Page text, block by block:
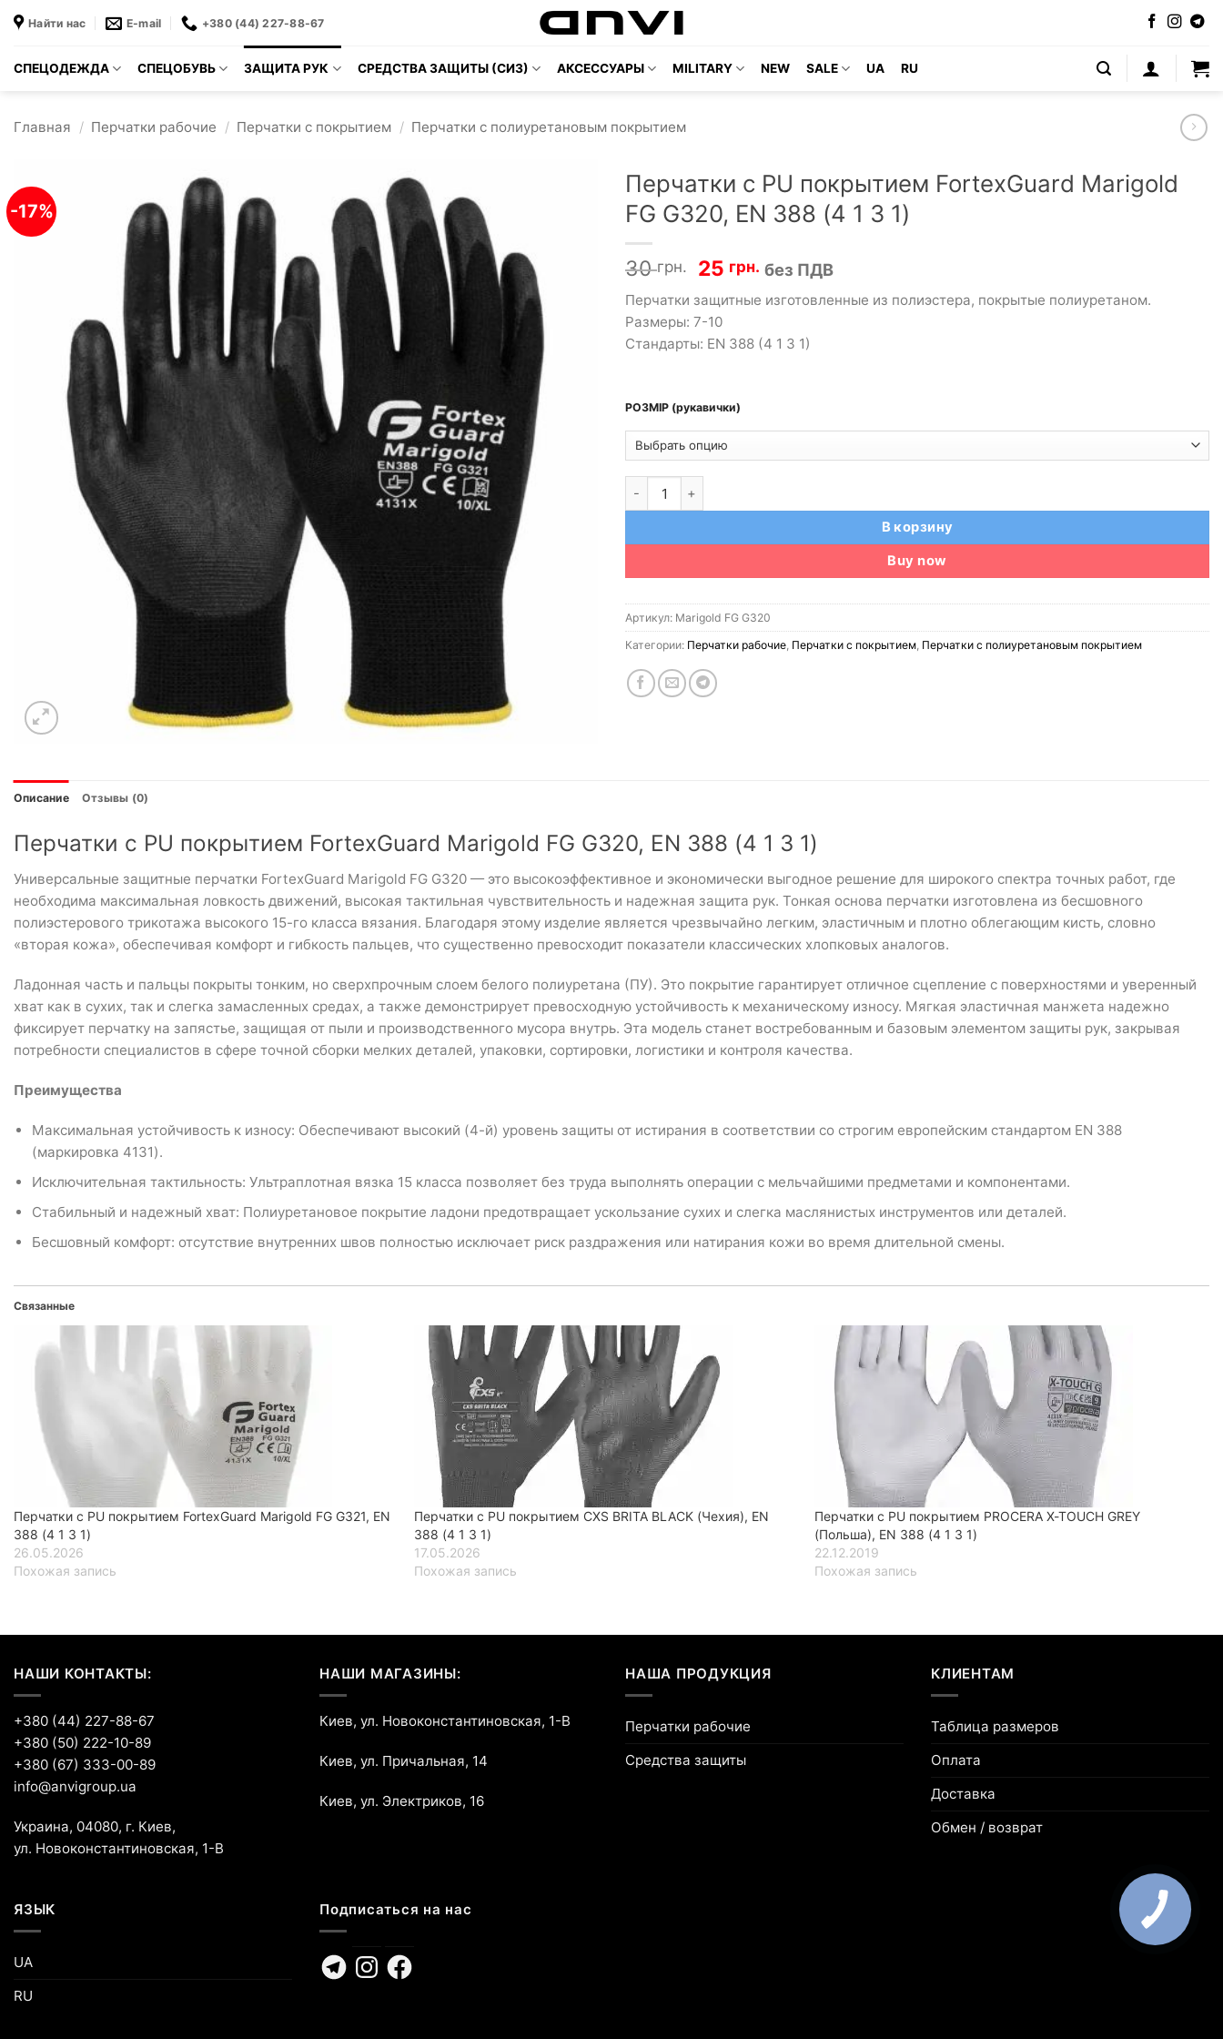
Найти нас E-mail +380 (44) 227-88-67
СПЕЦОДЕЖДА СПЕЦОБУВЬ ЗАЩИТА РУК СРЕДСТВА ЗАЩИТЫ (СИЗ) АКСЕССУАРЫ MILITARY NEW SALE UA RU
Главная / Перчатки рабочие / Перчатки с покрытием / Перчатки с полиуретановым покрытием
-17%
Перчатки с PU покрытием FortexGuard Marigold
FG G320, EN 388 (4 1 3 1)
30грн. Первоначальная
составляла
30 грн.36 грн..
25 грн.Текущая
цена:
25 грн.30 грн..
без ПДВ
Перчатки защитные изготовленные из полиэстера, покрытые полиуретаном.
Размеры: 7-10
Стандарты: EN 388 (4 1 3 1)
РОЗМІР (рукавички)
В корзину
Buy now
Артикул: Marigold FG G320
Категории: Перчатки рабочие Перчатки с покрытием Перчатки с полиуретановым покрытием
Описание Отзывы (0)
Перчатки с PU покрытием FortexGuard Marigold FG G320, EN 388 (4 1 3 1)
Универсальные защитные перчатки FortexGuard Marigold FG G320 — это высокоэффективное и экономически выгодное решение для широкого спектра точных работ, где
необходима максимальная ловкость движений, высокая тактильная чувствительность и надежная защита рук. Тонкая основа перчатки изготовлена ​​из бесшовного
полиэстерового трикотажа высокого 15-го класса вязания. Благодаря этому изделие является чрезвычайно легким, эластичным и плотно облегающим кисть, словно
«вторая кожа», обеспечивая комфорт и гибкость пальцев, что существенно превосходит показатели классических хлопковых аналогов.
Ладонная часть и пальцы покрыты тонким, но сверхпрочным слоем белого полиуретана (ПУ). Это покрытие гарантирует отличное сцепление с поверхностями и уверенный
хват как в сухих, так и слегка замасленных средах, а также демонстрирует превосходную устойчивость к механическому износу. Мягкая эластичная манжета надежно
фиксирует перчатку на запястье, защищая от пыли и производственного мусора внутрь. Эта модель станет востребованным и базовым элементом защиты рук, закрывая
потребности специалистов в сфере точной сборки мелких деталей, упаковки, сортировки, логистики и контроля качества.
Преимущества
Максимальная устойчивость к износу: Обеспечивают высокий (4-й) уровень защиты от истирания в соответствии со строгим европейским стандартом EN 388
(маркировка 4131).
Исключительная тактильность: Ультраплотная вязка 15 класса позволяет без труда выполнять операции с мельчайшими предметами и компонентами.
Стабильный и надежный хват: Полиуретановое покрытие ладони предотвращает ускользание сухих и слегка маслянистых инструментов или деталей.
Бесшовный комфорт: отсутствие внутренних швов полностью исключает риск раздражения или натирания кожи во время длительной смены.
Связанные
Перчатки с PU покрытием FortexGuard Marigold FG G321, EN
388 (4 1 3 1)
26.05.2026
Похожая запись
Перчатки с PU покрытием CXS BRITA BLACK (Чехия), EN
388 (4 1 3 1)
17.05.2026
Похожая запись
Перчатки с PU покрытием PROCERA X-TOUCH GREY
(Польша), EN 388 (4 1 3 1)
22.12.2019
Похожая запись
НАШИ КОНТАКТЫ:
+380 (44) 227-88-67
+380 (50) 222-10-89
+380 (67) 333-00-89
info@anvigroup.ua
Украина, 04080, г. Киев,
ул. Новоконстантиновская, 1-В
НАШИ МАГАЗИНЫ:
Киев, ул. Новоконстантиновская, 1-В
Киев, ул. Причальная, 14
Киев, ул. Электриков, 16
НАША ПРОДУКЦИЯ
Перчатки рабочие
Средства защиты
КЛИЕНТАМ
Таблица размеров
Оплата
Доставка
Обмен / возврат
ЯЗЫК
UA
RU
Подписаться на нас
TelegramInstagramFacebook